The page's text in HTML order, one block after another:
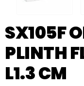
SX105F
PLINTH
L1.3 CM